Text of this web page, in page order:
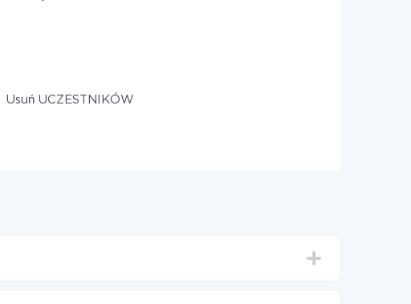
Usuń UCZESTNIKÓW